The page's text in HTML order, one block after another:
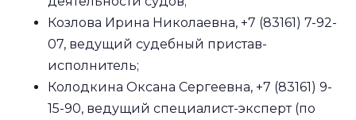
Козлова Ирина Николаевна, +7 (83161) 7-92-
07, ведущий судебный пристав-
исполнитель;
Колодкина Оксана Сергеевна, +7 (83161) 9-
15-90, ведущий специалист-эксперт (по